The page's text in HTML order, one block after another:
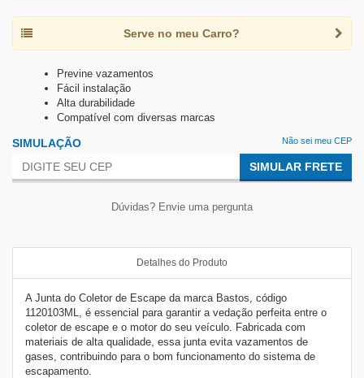
Serve no meu Carro?
Previne vazamentos
Fácil instalação
Alta durabilidade
Compatível com diversas marcas
SIMULAÇÃO Não sei meu CEP
SIMULAR FRETE
Dúvidas? Envie uma pergunta
Detalhes do Produto
A Junta do Coletor de Escape da marca Bastos, código
1120103ML, é essencial para garantir a vedação perfeita entre o
coletor de escape e o motor do seu veículo. Fabricada com
materiais de alta qualidade, essa junta evita vazamentos de
gases, contribuindo para o bom funcionamento do sistema de
escapamento.